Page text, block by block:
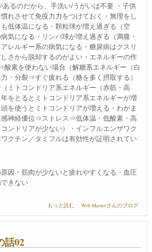
あるのだから、手洗い/うがいは不要 ・子供
れさせて免疫力力をつけておく・無理をし
低体温になる・顆粒球が増え過ぎる（空
気になる・リンパ球が増え過ぎる（満腹・
レルギー系の病気になる・糖尿病はクスリ
さから脱却するのがよい・エネルギーの作
酸素を使わない場合（解糖系エネルギー（白
・分裂⇒すぐ疲れる（糖を多く摂取する）
ミトコンドリア系エネルギー（赤筋・高
をとるとミトコンドリア系エネルギーが増
を使うとミトコンドリアが増える・わがま
感神経優位⇒ストレス⇒低体温・低酸素・高
ンドリアが少ない）・インフルエンザワク
クチン／タミフルは有効性が証明されてい
因・筋肉が少ないと疲れやすくなる・血圧
きない
自然治癒力（安保徹先生） について
もっと読む Web Masterさんのブログ
話02